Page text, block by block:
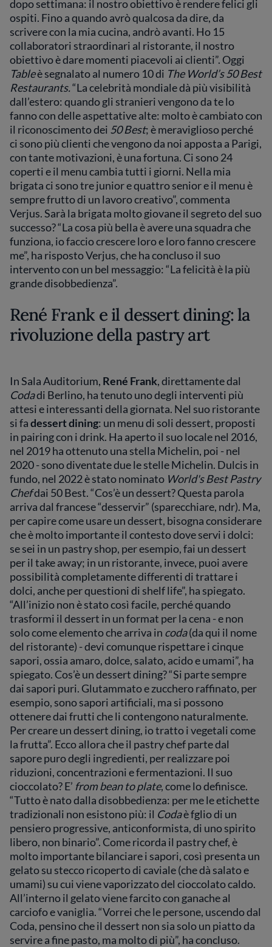
dopo settimana: il nostro obiettivo è rendere felici gli
ospiti. Fino a quando avrò qualcosa da dire, da
scrivere con la mia cucina, andrò avanti. Ho 15
collaboratori straordinari al ristorante, il nostro
obiettivo è dare momenti piacevoli ai clienti”. Oggi
Tableè segnalato al numero 10 di The World’s 50 Best
Restaurants.“La celebrità mondiale dà più visibilità
dall’estero: quando gli stranieri vengono da te lo
fanno con delle aspettative alte: molto è cambiato con
il riconoscimento dei 50 Best; è meraviglioso perché
ci sono più clienti che vengono da noi apposta a Parigi,
con tante motivazioni, è una fortuna. Ci sono 24
coperti e il menu cambia tutti i giorni. Nella mia
brigata ci sono tre junior e quattro senior e il menu è
sempre frutto di un lavoro creativo”, commenta
Verjus. Sarà la brigata molto giovane il segreto del suo
successo? “La cosa più bella è avere una squadra che
funziona, io faccio crescere loro e loro fanno crescere
me”, ha risposto Verjus, che ha concluso il suo
intervento con un bel messaggio: “La felicità è la più
grande disobbedienza”.
René Frank e il dessert dining: la
rivoluzione della pastry art
In Sala Auditorium, René Frank, direttamente dal
Codadi Berlino, ha tenuto uno degli interventi più
attesi e interessanti della giornata. Nel suo ristorante
si fadessert dining: un menu di soli dessert, proposti
in pairing con i drink. Ha aperto il suo locale nel 2016,
nel 2019 ha ottenuto una stella Michelin, poi - nel
2020 - sono diventate due le stelle Michelin. Dulcis in
fundo, nel 2022 è stato nominato World's Best Pastry
Chefdai 50 Best. “Cos’è un dessert? Questa parola
arriva dal francese “desservir” (sparecchiare, ndr). Ma,
per capire come usare un dessert, bisogna considerare
che è molto importante il contesto dove servi i dolci:
se sei in un pastry shop, per esempio, fai un dessert
per il take away; in un ristorante, invece, puoi avere
possibilità completamente differenti di trattare i
dolci, anche per questioni di shelf life”, ha spiegato.
“All’inizio non è stato così facile, perché quando
trasformi il dessert in un format per la cena - e non
solo come elemento che arriva in coda(da qui il nome
del ristorante) - devi comunque rispettare i cinque
sapori, ossia amaro, dolce, salato, acido e umami”, ha
spiegato. Cos’è un dessert dining? “Si parte sempre
dai sapori puri. Glutammato e zucchero raffinato, per
esempio, sono sapori artificiali, ma si possono
ottenere dai frutti che li contengono naturalmente.
Per creare un dessert dining, io tratto i vegetali come
la frutta”. Ecco allora che il pastry chef parte dal
sapore puro degli ingredienti, per realizzare poi
riduzioni, concentrazioni e fermentazioni. Il suo
cioccolato? E’ from bean to plate, come lo definisce.
“Tutto è nato dalla disobbedienza: per me le etichette
tradizionali non esistono più: il Codaè fglio di un
pensiero progressive, anticonformista, di uno spirito
libero, non binario”. Come ricorda il pastry chef, è
molto importante bilanciare i sapori, così presenta un
gelato su stecco ricoperto di caviale (che dà salato e
umami) su cui viene vaporizzato del cioccolato caldo.
All’interno il gelato viene farcito con ganache al
carciofo e vaniglia. “Vorrei che le persone, uscendo dal
Coda, pensino che il dessert non sia solo un piatto da
servire a fine pasto, ma molto di più”, ha concluso.